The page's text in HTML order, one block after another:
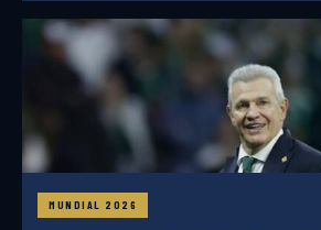
MUNDIAL 2026